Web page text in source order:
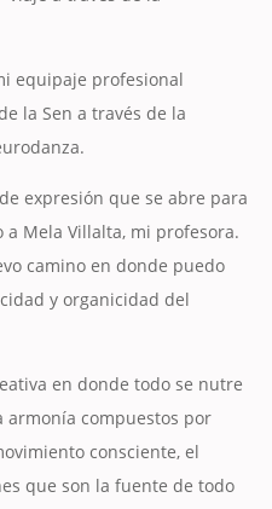
equipaje profesional
la Sen a través de la
expresión que se abre para
Mela Villalta, mi profesora.
camino en donde puedo
y organicidad del
en donde todo se nutre
compuestos por
consciente, el
que son la fuente de todo